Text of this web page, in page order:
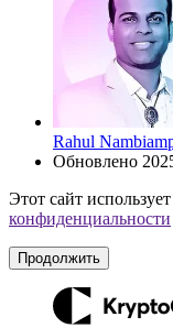
Rahul
Обновлено
Этот сайт
конфиденциальности
Продолжить